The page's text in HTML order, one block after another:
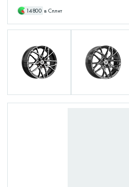
14800 в Сплит